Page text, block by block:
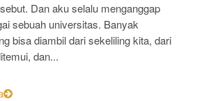
Dan aku selalu menganggap
sebuah universitas. Banyak
bisa diambil dari sekeliling kita, dari
dan...